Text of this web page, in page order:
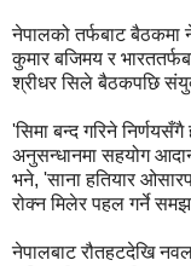
नेपालको तर्फबाट बैठकमा
कुमार बजिमय र
श्रीधर सिले बैठकपछि
'सिमा बन्द गरिने निर्णयसँगै
अनुसन्धानमा सहयोग
भने, 'साना हतियार
रोक्न मिलेर पहल गर्ने
नेपालबाट रौतहटदेखि